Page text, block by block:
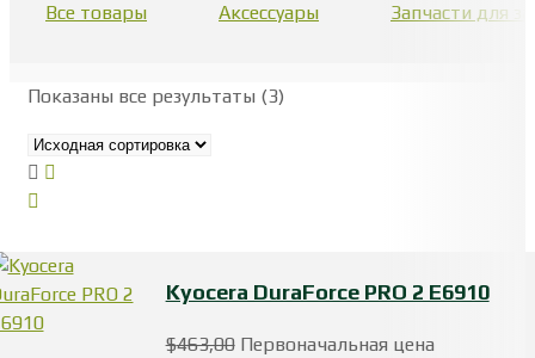
Все товары Аксессуары Запчасти для
Показаны все результаты (3)
Kyocera DuraForce PRO 2 E6910
$463,00 Первоначальная цена